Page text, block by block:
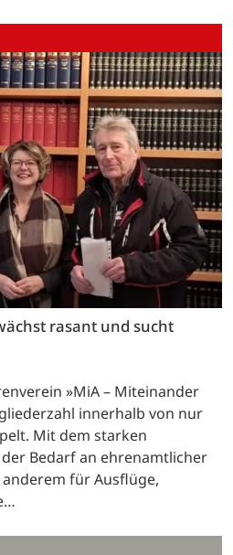
rasant und sucht
»MiA – Miteinander
innerhalb von nur
Mit dem starken
Bedarf an ehrenamtlicher
für Ausflüge,